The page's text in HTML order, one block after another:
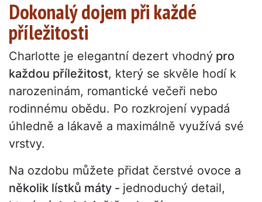
Dokonalý dojem při každé
příležitosti
Charlotte je elegantní dezert vhodný pro
každou příležitost, který se skvěle hodí k
narozeninám, romantické večeři nebo
rodinnému obědu. Po rozkrojení vypadá
úhledně a lákavě a maximálně využívá své
vrstvy.
Na ozdobu můžete přidat čerstvé ovoce a
několik lístků máty - jednoduchý detail,